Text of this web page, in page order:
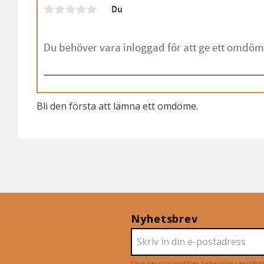
Du
Bli den första att lämna ett omdöme.
Nyhetsbrev